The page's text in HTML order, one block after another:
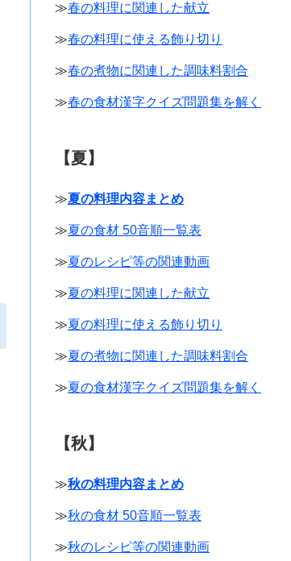
≫春の料理に関連した献立
≫春の料理に使える飾り切り
≫春の煮物に関連した調味料割合
≫春の食材漢字クイズ問題集を解く
【夏】
≫夏の料理内容まとめ
≫夏の食材 50音順一覧表
≫夏のレシピ等の関連動画
≫夏の料理に関連した献立
≫夏の料理に使える飾り切り
≫夏の煮物に関連した調味料割合
≫夏の食材漢字クイズ問題集を解く
【秋】
≫秋の料理内容まとめ
≫秋の食材 50音順一覧表
≫秋のレシピ等の関連動画